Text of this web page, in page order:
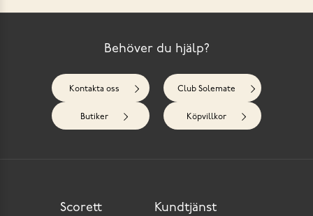
Behöver du hjälp?
Kontakta oss Club Solemate
Butiker Köpvillkor
Kundtjänst
Scorett